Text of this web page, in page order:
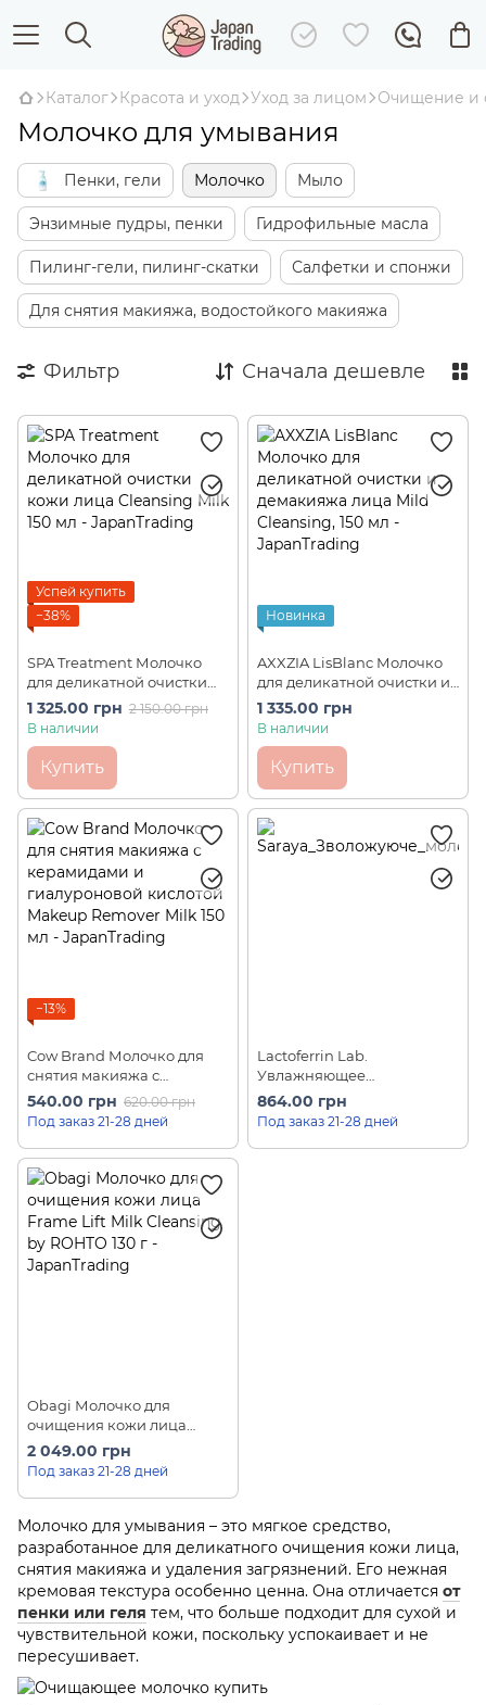
Каталог Красота и уход Уход за лицом Очищение и
Молочко для умывания
Пенки, гели Молочко Мыло
Энзимные пудры, пенки Гидрофильные масла
Пилинг-гели, пилинг-скатки Салфетки и спонжи
Для снятия макияжа, водостойкого макияжа
Фильтр Сначала дешевле
Успей купить
−38%
SPA Treatment Молочко
для деликатной очистки
кожи лица Cleansing Milk
150 мл
1 325.00 грн 2 150.00 грн
В наличии
Купить
Новинка
AXXZIA LisBlanc Молочко
для деликатной очистки и
демакияжа лица Mild
Cleansing, 150 мл
1 335.00 грн
В наличии
Купить
−13%
Cow Brand Молочко для
снятия макияжа с
керамидами и
гиалуроновой кислотой
Makeup Remover Milk 150
мл
540.00 грн 620.00 грн
Под заказ 21-28 дней
Lactoferrin Lab.
Увлажняющее
очищающее молочко для
лица Saraya (120 мл)
864.00 грн
Под заказ 21-28 дней
Obagi Молочко для
очищения кожи лица
Frame Lift Milk Cleansing by
ROHTO 130 г
2 049.00 грн
Под заказ 21-28 дней
Молочко для умывания – это мягкое средство,
разработанное для деликатного очищения кожи лица,
снятия макияжа и удаления загрязнений. Его нежная
кремовая текстура особенно ценна. Она отличается от
пенки или геля тем, что больше подходит для сухой и
чувствительной кожи, поскольку успокаивает и не
пересушивает.